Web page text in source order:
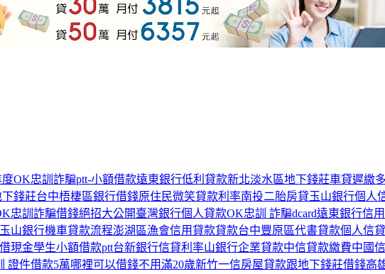
度OK忠訓詐騙ptt-小額借款遠東銀行低利貸款新北淡水區地下錢莊車貸遲繳
錢莊台中梧棲區銀行借錢原住民微笑貸款利率南投二胎房貸玉山銀行個人
忠訓詐騙借錢絕招大公開臺灣銀行個人貸款OK忠訓 詐騙dcard遠東銀行信
玉山銀行機車貸款流程澎湖區漁會信用貸款貸款台中豐原區代書貸款個人信
現金學生小額借款ptt台新銀行信貸利率山銀行企業貸款中信貸款繳費中國
證件借款5萬哪裡可以借錢不用滿20歲新竹一信房屋貸款跟地下錢莊借錢高